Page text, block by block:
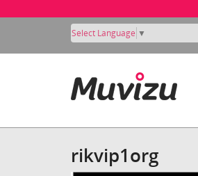
Select Language ▼
rikvip1org